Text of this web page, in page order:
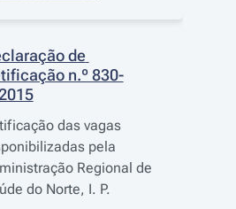
de
n.º 830-
das vagas
pela
Regional de
do Norte, I. P.